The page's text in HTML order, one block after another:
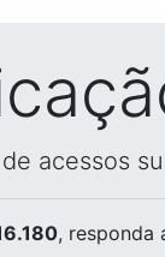
acessos
, responda